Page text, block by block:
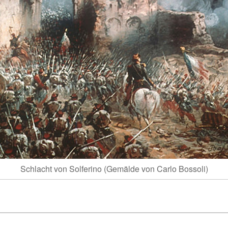
Schlacht von Solferino (Gemälde von Carlo Bossoli)